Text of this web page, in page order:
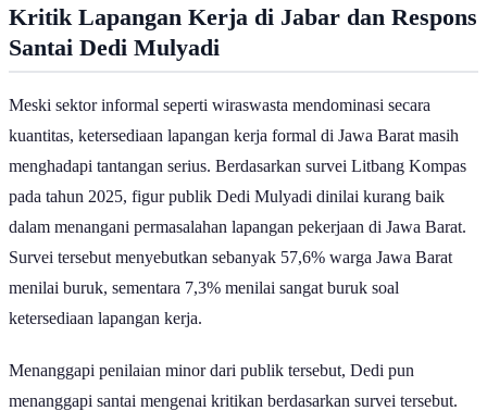
Kritik Lapangan Kerja di Jabar dan Respons
Santai Dedi Mulyadi
Meski sektor informal seperti wiraswasta mendominasi secara
kuantitas, ketersediaan lapangan kerja formal di Jawa Barat masih
menghadapi tantangan serius. Berdasarkan survei Litbang Kompas
pada tahun 2025, figur publik Dedi Mulyadi dinilai kurang baik
dalam menangani permasalahan lapangan pekerjaan di Jawa Barat.
Survei tersebut menyebutkan sebanyak 57,6% warga Jawa Barat
menilai buruk, sementara 7,3% menilai sangat buruk soal
ketersediaan lapangan kerja.
Menanggapi penilaian minor dari publik tersebut, Dedi pun
menanggapi santai mengenai kritikan berdasarkan survei tersebut.